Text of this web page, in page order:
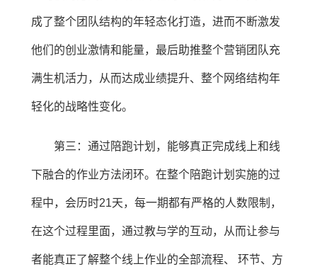
成了整个团队结构的年轻态化打造，进而不断激发
他们的创业激情和能量，最后助推整个营销团队充
满生机活力，从而达成业绩提升、整个网络结构年
轻化的战略性变化。
第三：通过陪跑计划，能够真正完成线上和线
下融合的作业方法闭环。在整个陪跑计划实施的过
程中，会历时21天，每一期都有严格的人数限制，
在这个过程里面，通过教与学的互动，从而让参与
者能真正了解整个线上作业的全部流程、 环节、方